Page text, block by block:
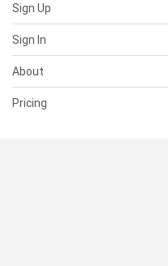
Sign Up
Sign In
About
Pricing